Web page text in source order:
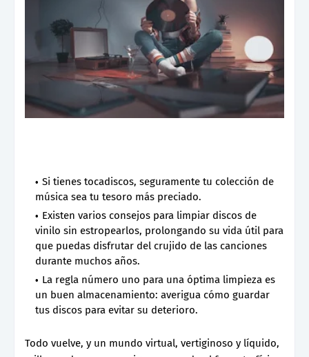
Si tienes tocadiscos, seguramente tu colección de
música sea tu tesoro más preciado.
Existen varios consejos para limpiar discos de
vinilo sin estropearlos, prolongando su vida útil para
que puedas disfrutar del crujido de las canciones
durante muchos años.
La regla número uno para una óptima limpieza es
un buen almacenamiento: averigua cómo guardar
tus discos para evitar su deterioro.
Todo vuelve, y un mundo virtual, vertiginoso y líquido,